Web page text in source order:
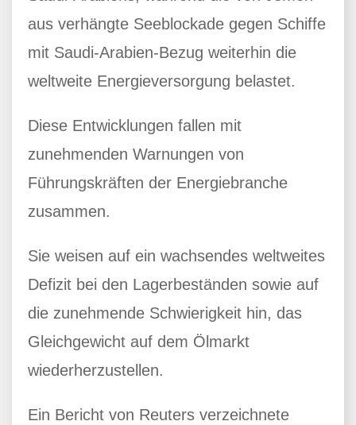
aus verhängte Seeblockade gegen Schiffe
mit Saudi-Arabien-Bezug weiterhin die
weltweite Energieversorgung belastet.
Diese Entwicklungen fallen mit
zunehmenden Warnungen von
Führungskräften der Energiebranche
zusammen.
Sie weisen auf ein wachsendes weltweites
Defizit bei den Lagerbeständen sowie auf
die zunehmende Schwierigkeit hin, das
Gleichgewicht auf dem Ölmarkt
wiederherzustellen.
Ein Bericht von Reuters verzeichnete